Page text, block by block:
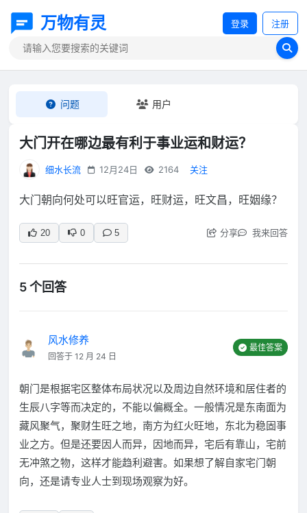
万物有灵 登录 注册
问题 用户
大门开在哪边最有利于事业运和财运？
细水长流 12月24日 2164 关注
大门朝向何处可以旺官运，旺财运，旺文昌，旺姻缘？
20 0 5 分享 我来回答
5 个回答
风水修养
回答于 12 月 24 日
最佳答案
朝门是根据宅区整体布局状况以及周边自然环境和居住者的
生辰八字等而决定的，不能以偏概全。一般情况是东南面为
藏风聚气，聚财生旺之地，南方为红火旺地，东北为稳固事
业之方。但是还要因人而异，因地而异，宅后有靠山，宅前
无冲煞之物，这样才能趋利避害。如果想了解自家宅门朝
向，还是请专业人士到现场观察为好。